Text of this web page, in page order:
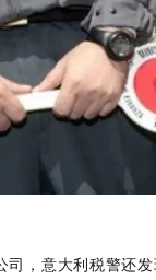
司，意大利税警还